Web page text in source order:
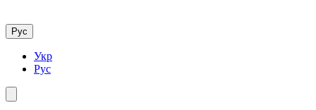
Рус
Укр
Рус